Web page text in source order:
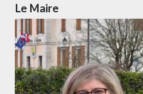
Le Maire